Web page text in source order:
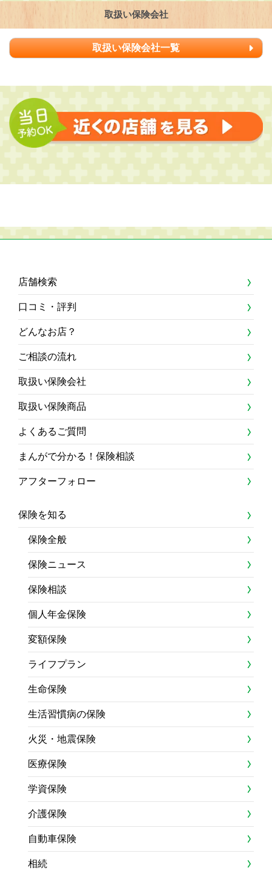
取扱い保険会社
取扱い保険会社一覧
店舗検索
口コミ・評判
どんなお店？
ご相談の流れ
取扱い保険会社
取扱い保険商品
よくあるご質問
まんがで分かる！保険相談
アフターフォロー
保険を知る
保険全般
保険ニュース
保険相談
個人年金保険
変額保険
ライフプラン
生命保険
生活習慣病の保険
火災・地震保険
医療保険
学資保険
介護保険
自動車保険
相続